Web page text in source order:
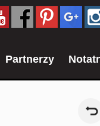
Partnerzy